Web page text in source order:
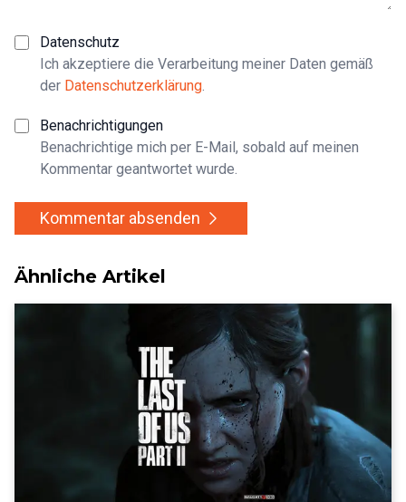
Datenschutz
Ich akzeptiere die Verarbeitung meiner Daten gemäß
der Datenschutzerklärung
Benachrichtigungen
Benachrichtige mich per E-Mail, sobald auf meinen
Kommentar geantwortet wurde.
Kommentar absenden
Ähnliche Artikel